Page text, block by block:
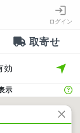
ログイン
取寄せ
効
示